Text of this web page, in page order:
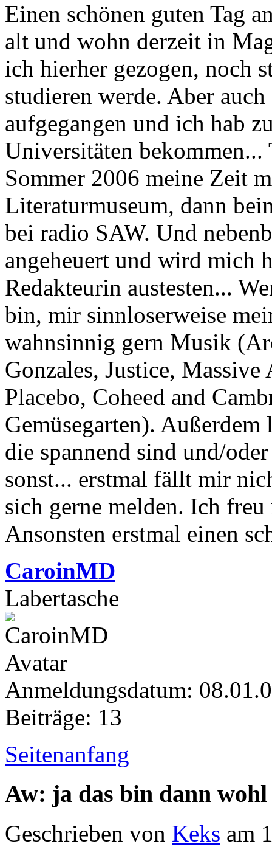
Einen schönen guten Tag
alt und wohn derzeit in
ich hierher gezogen, noch
studieren werde. Aber
aufgegangen und ich hab
Universitäten
Sommer 2006 meine Zeit
Literaturmuseum, dann
bei radio SAW. Und
angeheuert und wird mich
Redakteurin austesten...
bin, mir sinnloserweise
wahnsinnig gern Musik
Gonzales, Justice,
Placebo, Coheed and
Gemüsegarten).
die spannend sind und/
sonst... erstmal fällt mir
sich gerne melden. Ich
Ansonsten erstmal einen
CaroinMD
Labertasche
Anmeldungsdatum:
Beiträge: 13
Seitenanfang
Aw: ja das bin dann
Geschrieben von Keks am